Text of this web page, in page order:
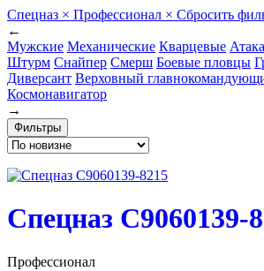
Спецназ × Профессионал × Сбросить
←
Мужские Механические Кварцевые Атака
Штурм Снайпер Смерш Боевые пловцы
Диверсант Верховный
Космонавигатор
→
Фильтры
Спецназ C9060139-
Профессионал